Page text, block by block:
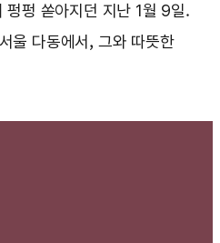
펑펑 쏟아지던 지난 1월 9일.
울 다동에서, 그와 따뜻한